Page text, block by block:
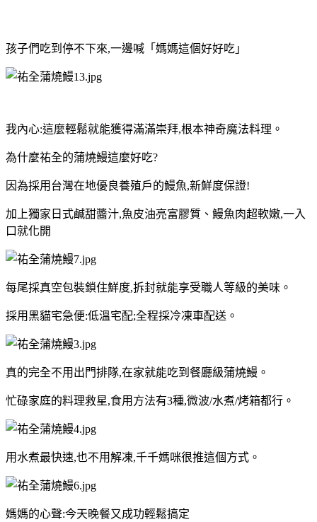
孩子們吃到停不下來,一邊喊「媽媽這個好好吃」
我內心:這麼輕鬆就能獲得滿滿崇拜,根本神奇魔法料理。
為什麼祐全的蒲燒鰻這麼好吃?
因為採用台灣在地優良養殖戶的鰻魚,新鮮度保證!
加上獨家日式鹹甜醬汁,魚皮油亮富膠質、鰻魚肉超軟嫩,一入
口就化開
每尾採真空包裝鎖住鮮度,拆封就能享受職人等級的美味。
採用黑貓宅急便:低溫宅配;全程採冷凍車配送。
真的完全不用出門排隊,在家就能吃到餐廳級蒲燒鰻。
忙碌家庭的料理救星,食用方法有3種,微波/水煮/烤箱都行。
用水煮最快速,也不用解凍,千千媽咪很推這個方式。
媽媽的心聲:今天晚餐又成功輕鬆搞定